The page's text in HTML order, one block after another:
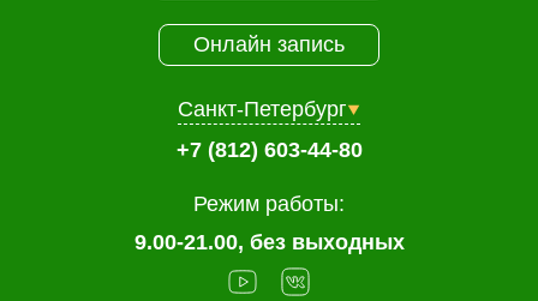
Онлайн запись
Санкт-Петербург
+7 (812) 603-44-80
Режим работы:
9.00-21.00, без выходных